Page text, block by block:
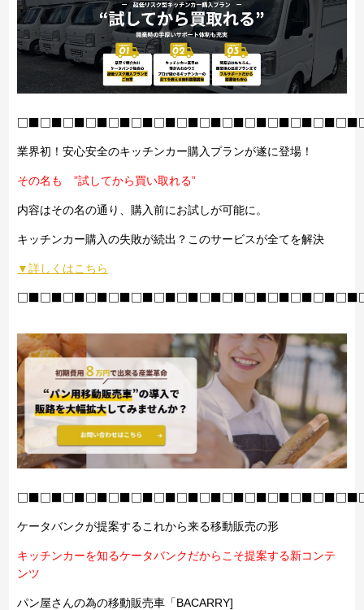
業界初！安心安全のキッチンカー購入プランが遂に登場！
その名も ”試してから買い取れる”
内容はその名の通り、購入前にお試しが可能に。
キッチンカー購入の失敗が続出？このサービスが全てを解決
▼詳しくはこちら
ケータバンクが提案するこれから来る移動販売の形
キッチンカーを知るケータバンクだからこそ提案する新コンテ
ンツ
パン屋さんの為の移動販売車「BACARRY]